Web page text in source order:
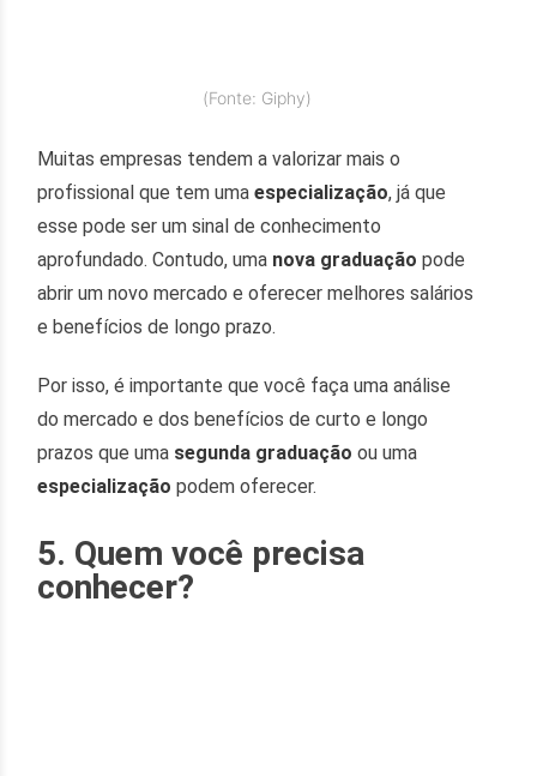
(Fonte: Giphy)
Muitas empresas tendem a valorizar mais o
profissional que tem umaespecialização, já que
esse pode ser um sinal de conhecimento
aprofundado. Contudo, uma nova graduação pode
abrir um novo mercado e oferecer melhores salários
e benefícios de longo prazo.
Por isso, é importante que você faça uma análise
do mercado e dos benefícios de curto e longo
prazos que uma segunda graduação ou uma
especializaçãopodem oferecer.
5. Quem você precisa
conhecer?